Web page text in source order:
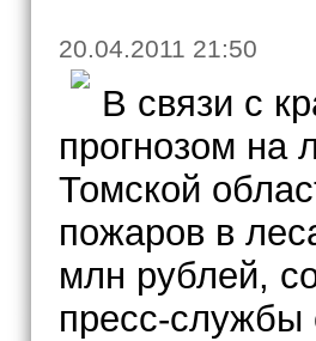
20.04.2011 21:50
В связи с
прогнозом на
Томской
пожаров в
млн рублей,
пресс-службы